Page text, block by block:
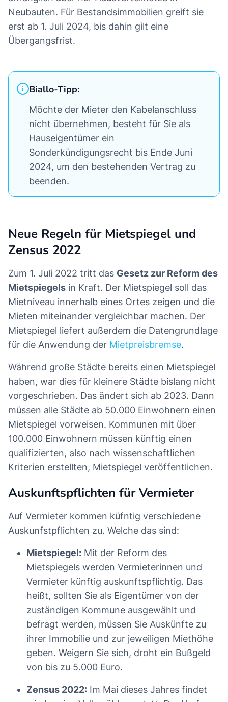
Neubauten. Für Bestandsimmobilien greift sie
erst ab 1. Juli 2024, bis dahin gilt eine
Übergangsfrist.
Biallo-Tipp:
Möchte der Mieter den Kabelanschluss
nicht übernehmen, besteht für Sie als
Hauseigentümer ein
Sonderkündigungsrecht bis Ende Juni
2024, um den bestehenden Vertrag zu
beenden.
Neue Regeln für Mietspiegel und
Zensus 2022
Zum 1. Juli 2022 tritt das Gesetz zur Reform des
Mietspiegels in Kraft. Der Mietspiegel soll das
Mietniveau innerhalb eines Ortes zeigen und die
Mieten miteinander vergleichbar machen. Der
Mietspiegel liefert außerdem die Datengrundlage
für die Anwendung der Mietpreisbremse.
Während große Städte bereits einen Mietspiegel
haben, war dies für kleinere Städte bislang nicht
vorgeschrieben. Das ändert sich ab 2023. Dann
müssen alle Städte ab 50.000 Einwohnern einen
Mietspiegel vorweisen. Kommunen mit über
100.000 Einwohnern müssen künftig einen
qualifizierten, also nach wissenschaftlichen
Kriterien erstellten, Mietspiegel veröffentlichen.
Auskunftspflichten für Vermieter
Auf Vermieter kommen küfntig verschiedene
Auskunfstpflichten zu. Welche das sind:
Mietspiegel: Mit der Reform des
Mietspiegels werden Vermieterinnen und
Vermieter künftig auskunftspflichtig. Das
heißt, sollten Sie als Eigentümer von der
zuständigen Kommune ausgewählt und
befragt werden, müssen Sie Auskünfte zu
ihrer Immobilie und zur jeweiligen Miethöhe
geben. Weigern Sie sich, droht ein Bußgeld
von bis zu 5.000 Euro.
Zensus 2022: Im Mai dieses Jahres findet